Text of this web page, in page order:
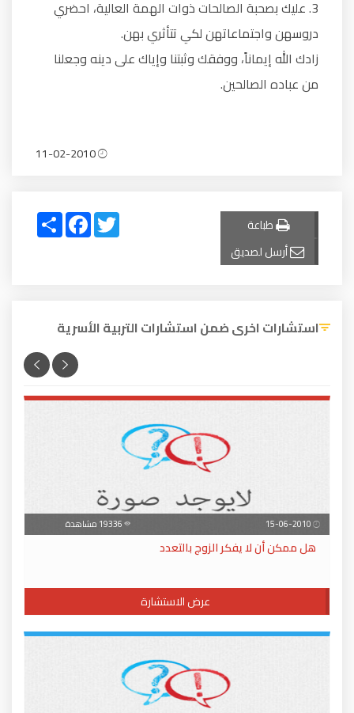
3. عليك بصحبة الصالحات ذوات الهمة العالية، احضري
دروسهن واجتماعاتهن لكي تتأثري بهن.
زادك الله إيماناً، ووفقك وثبتنا وإياك على دينه وجعلنا
من عباده الصالحين.
طباعة
أرسل لصديق
Share
FacebookTwitter
استشارات اخرى ضمن استشارات التربية الأسرية
هل ممكن أن لا يفكر الزوج بالتعدد
عرض الاستشارة